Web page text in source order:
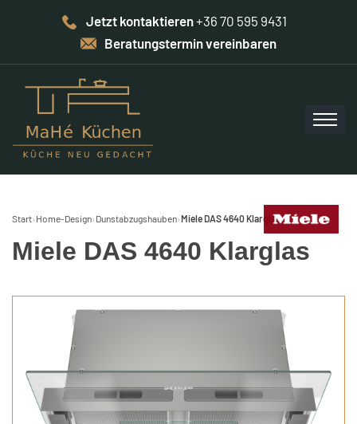
Jetzt kontaktieren+36 70 595 9431
Beratungstermin vereinbaren
Start› Home-Design› Dunstabzugshauben›Miele DAS 4640 Klarglas
Miele DAS 4640 Klarglas